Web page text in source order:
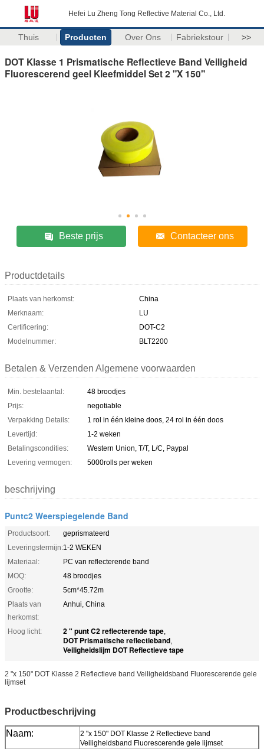
Hefei Lu Zheng Tong Reflective Material Co., Ltd.
Thuis Producten Over Ons Fabriekstour >>
DOT Klasse 1 Prismatische Reflectieve Band Veiligheid
Fluorescerend geel Kleefmiddel Set 2 "X 150"
Beste prijs Contacteer ons
Productdetails
Plaats van herkomst:
China
Merknaam:
LU
Certificering:
DOT-C2
Modelnummer:
BLT2200
Betalen & Verzenden Algemene voorwaarden
Min. bestelaantal:
48 broodjes
Prijs:
negotiable
Verpakking Details:
1 rol in één kleine doos, 24 rol in één doos
Levertijd:
1-2 weken
Betalingscondities:
Western Union, T/T, L/C, Paypal
Levering vermogen:
5000rolls per weken
beschrijving
Puntc2 Weerspiegelende Band
Productsoort:
geprismateerd
Leveringstermijn:1-2 WEKEN
Materiaal:
PC van reflecterende band
MOQ:
48 broodjes
Grootte:
5cm*45.72m
Plaats van
herkomst:
Anhui, China
Hoog licht: 2 " punt C2 reflecterende tape,
DOT Prismatische reflectieband,
Veiligheidslijm DOT Reflectieve tape
2 "x 150" DOT Klasse 2 Reflectieve band Veiligheidsband Fluorescerende gele
lijmset
Productbeschrijving
Naam:
2 "x 150" DOT Klasse 2 Reflectieve band
Veiligheidsband Fluorescerende gele lijmset